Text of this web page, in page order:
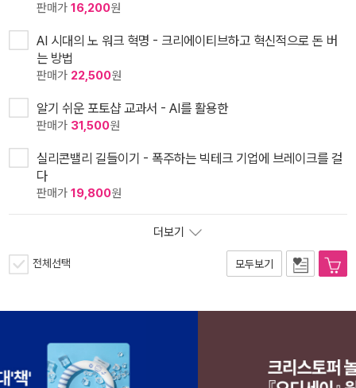
판매가 16,200원
AI 시대의 노 워크 혁명 - 크리에이티브하고 혁신적으로 돈 버
는 방법
판매가 22,500원
알기 쉬운 포토샵 교과서 - AI를 활용한
판매가 31,500원
실리콘밸리 길들이기 - 폭주하는 빅테크 기업에 브레이크를 걸
다
판매가 19,800원
더보기
전체선택 모두보기